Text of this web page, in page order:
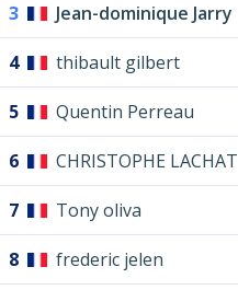
3 Jean-dominique Jarry
4 thibault gilbert
5 Quentin Perreau
6 CHRISTOPHE LACHAT
7 Tony oliva
8 frederic jelen